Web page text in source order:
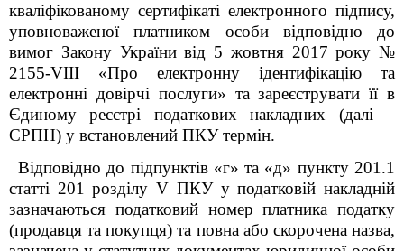
кваліфікованому сертифікаті електронного підпису,
уповноваженої платником особи відповідно до
вимог Закону України від 5 жовтня 2017 року №
2155-VIII «Про електронну ідентифікацію та
електронні довірчі послуги» та зареєструвати її в
Єдиному реєстрі податкових накладних (далі –
ЄРПН) у встановлений ПКУ термін.
Відповідно до підпунктів «г» та «д» пункту 201.1
статті 201 розділу V ПКУ у податковій накладній
зазначаються податковий номер платника податку
(продавця та покупця) та повна або скорочена назва,